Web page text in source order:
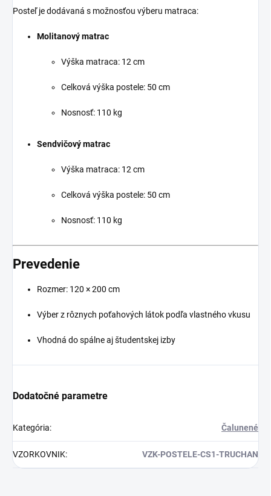
Posteľ je dodávaná s možnosťou výberu matraca:
Molitanový matrac
Výška matraca: 12 cm
Celková výška postele: 50 cm
Nosnosť: 110 kg
Sendvičový matrac
Výška matraca: 12 cm
Celková výška postele: 50 cm
Nosnosť: 110 kg
Prevedenie
Rozmer: 120 × 200 cm
Výber z rôznych poťahových látok podľa vlastného vkusu
Vhodná do spálne aj študentskej izby
Dodatočné parametre
Kategória: Čalunené
VZORKOVNIK: VZK-POSTELE-CS1-TRUCHAN